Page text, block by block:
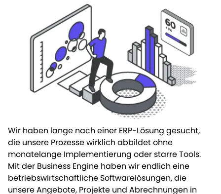
Wir haben lange nach einer ERP-Lösung gesucht,
die unsere Prozesse wirklich abbildet ohne
monatelange Implementierung oder starre Tools.
Mit der Business Engine haben wir endlich eine
betriebswirtschaftliche Softwarelösungen, die
unsere Angebote, Projekte und Abrechnungen in